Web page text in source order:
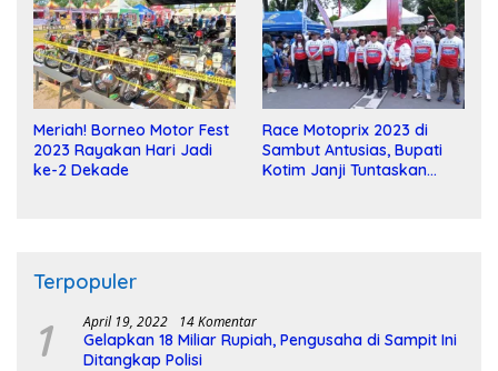
Meriah! Borneo Motor Fest
2023 Rayakan Hari Jadi
ke-2 Dekade
Race Motoprix 2023 di
Sambut Antusias, Bupati
Kotim Janji Tuntaskan
Terpopuler
1 April 19, 2022 14 Komentar
Gelapkan 18 Miliar Rupiah, Pengusaha di Sampit Ini
Ditangkap Polisi